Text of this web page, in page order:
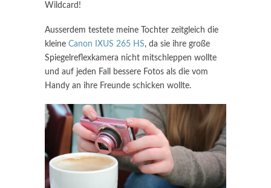
Wildcard!
Ausserdem testete meine Tochter zeitgleich die
kleine Canon IXUS 265 HS, da sie ihre große
Spiegelreflexkamera nicht mitschleppen wollte
und auf jeden Fall bessere Fotos als die vom
Handy an ihre Freunde schicken wollte.